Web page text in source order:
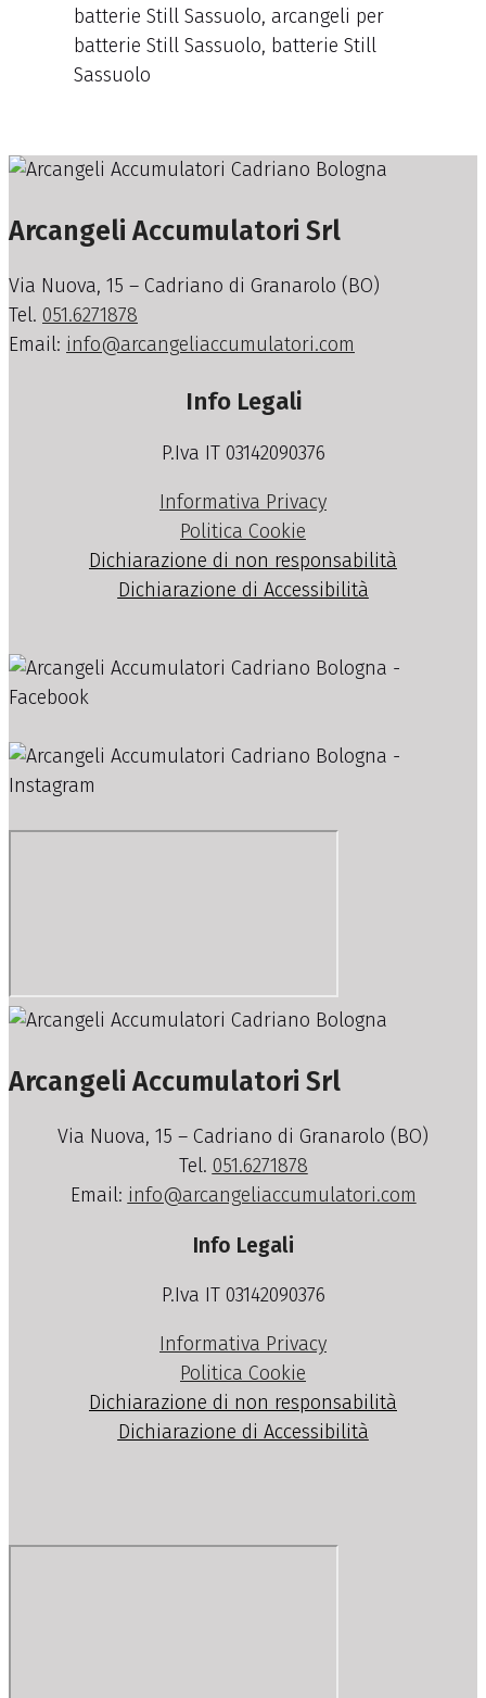
batterie Still Sassuolo, arcangeli per
batterie Still Sassuolo, batterie Still
Sassuolo
Arcangeli Accumulatori Srl
Via Nuova, 15 – Cadriano di Granarolo (BO)
Tel. 051.6271878
Email: info@arcangeliaccumulatori.com
Info Legali
P.Iva IT 03142090376
Informativa Privacy
Politica Cookie
Dichiarazione di non responsabilità
Dichiarazione di Accessibilità
Arcangeli Accumulatori Srl
Via Nuova, 15 – Cadriano di Granarolo (BO)
Tel. 051.6271878
Email: info@arcangeliaccumulatori.com
Info Legali
P.Iva IT 03142090376
Informativa Privacy
Politica Cookie
Dichiarazione di non responsabilità
Dichiarazione di Accessibilità